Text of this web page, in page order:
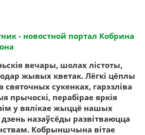
вечары, шолах лістоты,
жывых кветак. Лёгкі цёплы
святочных сукенках, гарэзліва
прычоскі, перабірае яркія
у вялікае жыццё нашых
дзень назаўсёды развітваюцца
Кобрыншчына вітае